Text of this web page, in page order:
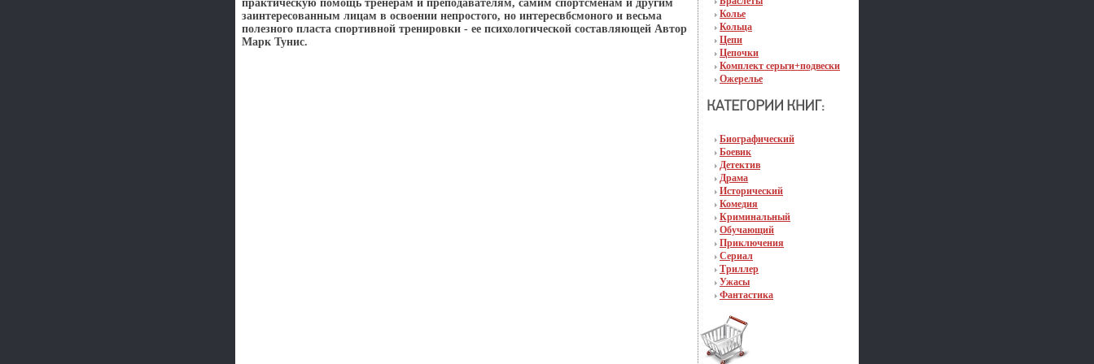
Колье
Кольца
Цепи
Цепочки
Комплект серьги+подвески
Ожерелье
Биографический
Боевик
Детектив
Драма
Исторический
Комедия
Криминальный
Обучающий
Приключения
Сериал
Триллер
Ужасы
Фантастика
практическую помощь тренерам и преподавателям, самим спортсменам и другим
заинтересованным лицам в освоении непростого, но интересвбсмоного и весьма
полезного пласта спортивной тренировки - ее психологической составляющей Автор
Марк Тунис.